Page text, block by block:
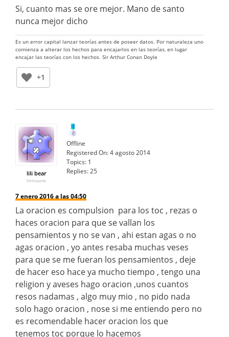
Si, cuanto mas se ore mejor. Mano de santo
nunca mejor dicho
Es un error capital lanzar teorías antes de poseer datos. Por naturaleza uno
comienza a alterar los hechos para encajarlos en las teorías, en lugar
encajar las teorías con los hechos. Sir Arthur Conan Doyle
+1
lili bear
Participante
Offline
Registered On:4 agosto 2014
Topics: 1
Replies:25
7 enero 2016 a las 04:50
La oracion es compulsion para los toc , rezas o
haces oracion para que se vallan los
pensamientos y no se van , ahi estan agas o no
agas oracion , yo antes resaba muchas veses
para que se me fueran los pensamientos , deje
de hacer eso hace ya mucho tiempo , tengo una
religion y aveses hago oracion ,unos cuantos
resos nadamas , algo muy mio , no pido nada
solo hago oracion , nose si me entiendo pero no
es recomendable hacer oracion los que
tenemos toc porque lo hacemos